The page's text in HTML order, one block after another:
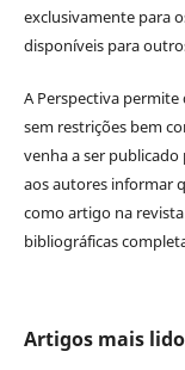
exclusivamente para
disponíveis para
A Perspectiva
sem restrições bem
venha a ser
aos autores informar
como artigo na
bibliográficas
Artigos mais